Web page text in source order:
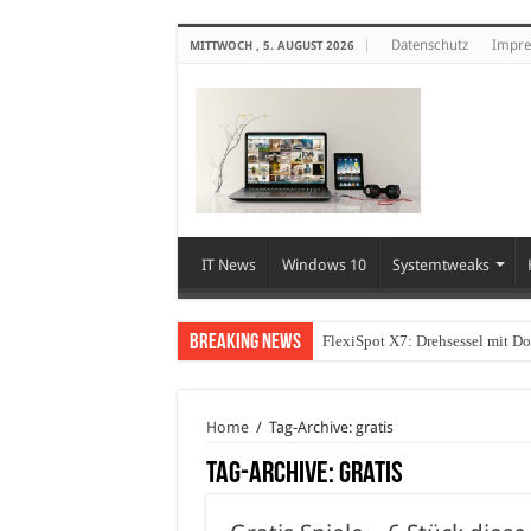
MITTWOCH , 5. AUGUST 2026 Datenschutz
IT News Windows 10 Systemtweaks
Breaking News FlexiSpot X7: Drehsessel mit
Wie können sich Unternehmen
Home / Tag-Archive: gratis
Tag-Archive:gratis